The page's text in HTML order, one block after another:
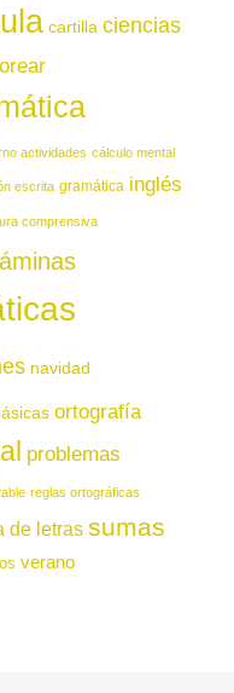
cartilla ciencias
actividades cálculo mental
escrita gramática inglés
comprensiva
láminas
navidad
ortografía
problemas
reglas ortográficas
de letras sumas
verano